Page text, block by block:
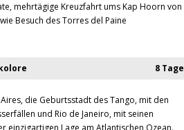
mehrtägige Kreuzfahrt ums Kap Hoorn von
Besuch des Torres del Paine
8 Tage
die Geburtsstadt des Tango, mit den
und Rio de Janeiro, mit seinen
einzigartigen Lage am Atlantischen Ozean.